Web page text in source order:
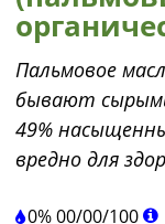
Пальмовое
бывают
49%
вредно для
0%00/00/100